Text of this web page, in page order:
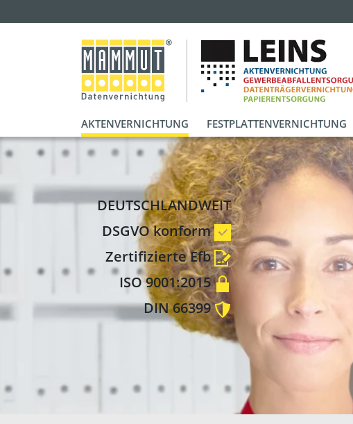
AKTENVERNICHTUNG FESTPLATTENVERNICHTUNG
DEUTSCHLANDWEIT
DSGVO konform
Zertifizierte Efb
ISO 9001:2015
DIN 66399